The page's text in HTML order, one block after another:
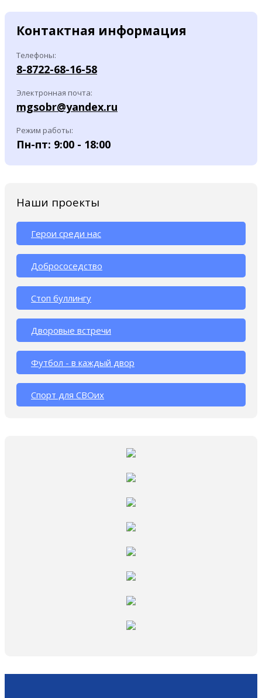
Контактная информация
Телефоны:
8-8722-68-16-58
Электронная почта:
mgsobr@yandex.ru
Режим работы:
Пн-пт: 9:00 - 18:00
Наши проекты
Герои среди нас
Добрососедство
Стоп буллингу
Дворовые встречи
Футбол - в каждый двор
Спорт для СВОих